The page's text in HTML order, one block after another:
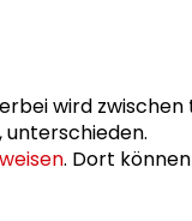
wird
unterschieden.
. Dort